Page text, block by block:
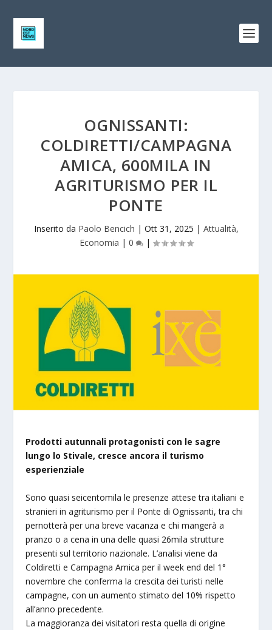
OGNISSANTI:
COLDIRETTI/CAMPAGNA
AMICA, 600MILA IN
AGRITURISMO PER IL
PONTE
Inserito da Paolo Bencich | Ott 31, 2025 | Attualità,
Economia | 0 |
Prodotti autunnali protagonisti con le sagre
lungo lo Stivale, cresce ancora il turismo
esperienziale
Sono quasi seicentomila le presenze attese tra italiani e
stranieri in agriturismo per il Ponte di Ognissanti, tra chi
pernotterà per una breve vacanza e chi mangerà a
pranzo o a cena in una delle quasi 26mila strutture
presenti sul territorio nazionale. L’analisi viene da
Coldiretti e Campagna Amica per il week end del 1°
novembre che conferma la crescita dei turisti nelle
campagne, con un aumento stimato del 10% rispetto
all’anno precedente.
La maggioranza dei visitatori resta quella di origine